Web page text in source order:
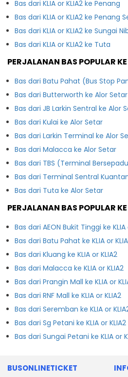
Bas dari KLIA or KLIA2 ke Penang
Bas dari KLIA or KLIA2 ke Penang
Bas dari KLIA or KLIA2 ke Sungai
Bas dari KLIA or KLIA2 ke Tuta
PERJALANAN BAS POPULAR
Bas dari Batu Pahat (Bus Stop
Bas dari Butterworth ke Alor Setar
Bas dari JB Larkin Sentral ke Alor
Bas dari Kulai ke Alor Setar
Bas dari Larkin Terminal ke Alor
Bas dari Malacca ke Alor Setar
Bas dari TBS (Terminal
Bas dari Terminal Sentral
Bas dari Tuta ke Alor Setar
PERJALANAN BAS POPULAR
Bas dari AEON Bukit Tinggi ke KLIA
Bas dari Batu Pahat ke KLIA or
Bas dari Kluang ke KLIA or KLIA2
Bas dari Malacca ke KLIA or KLIA2
Bas dari Prangin Mall ke KLIA or
Bas dari RNF Mall ke KLIA or KLIA2
Bas dari Seremban ke KLIA or
Bas dari Sg Petani ke KLIA or KLIA2
Bas dari Sungai Petani ke KLIA or
BUSONLINETICKET